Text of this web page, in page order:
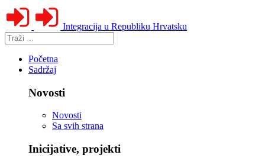
Integracija u Republiku Hrvatsku
Početna
Sadržaj
Novosti
Novosti
Sa svih strana
Inicijative, projekti